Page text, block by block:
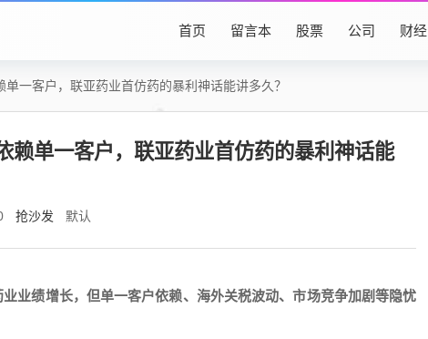
首页 留言本 股票 公司 财经
一客户，联亚药业首仿药的暴利神话能讲多久？
赖单一客户，联亚药业首仿药的暴利神话能
抢沙发 默认
业绩增长，但单一客户依赖、海外关税波动、市场竞争加剧等隐忧